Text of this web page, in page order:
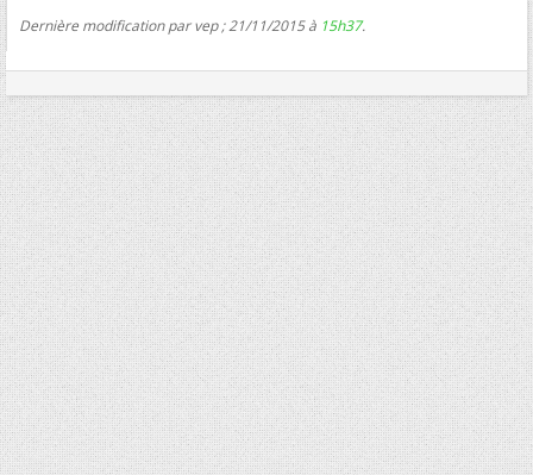
Dernière modification par vep ; 21/11/2015 à 15h37.